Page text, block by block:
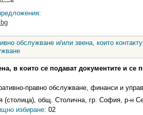
обслужване и/или звена, които
в които се подават документите и се
правно обслужване, финанси и
(столица), общ. Столична, гр. София, р-н
избиране: 02